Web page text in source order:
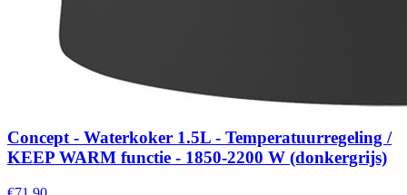
Concept - Waterkoker 1.5L - Temperatuurregeling /
KEEP WARM functie - 1850-2200 W (donkergrijs)